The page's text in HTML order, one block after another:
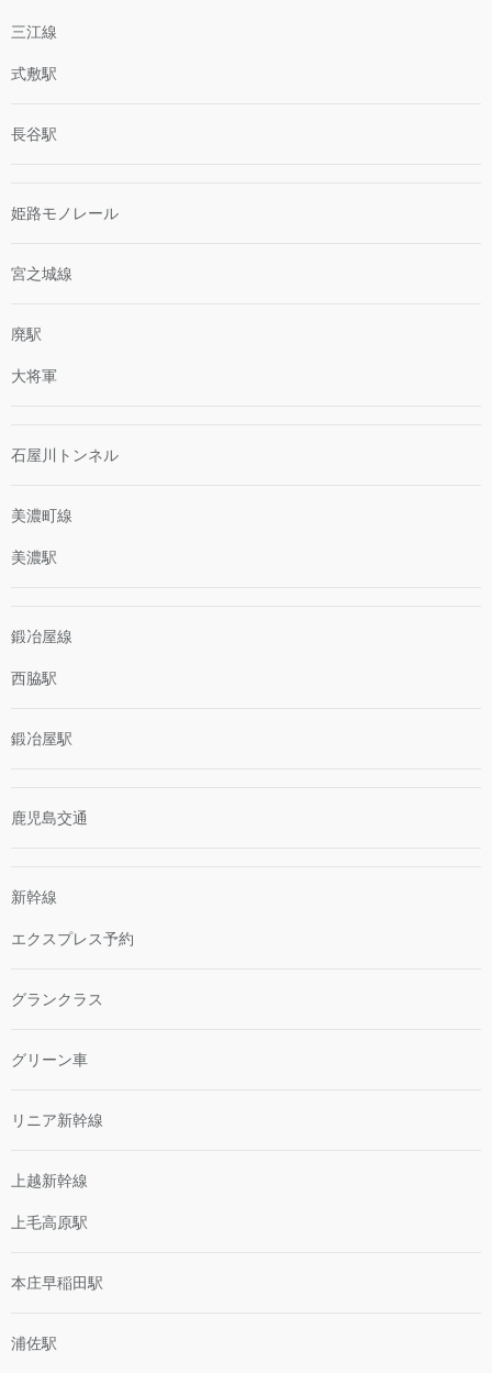
三江線
式敷駅
長谷駅
姫路モノレール
宮之城線
廃駅
大将軍
石屋川トンネル
美濃町線
美濃駅
鍛冶屋線
西脇駅
鍛冶屋駅
鹿児島交通
新幹線
エクスプレス予約
グランクラス
グリーン車
リニア新幹線
上越新幹線
上毛高原駅
本庄早稲田駅
浦佐駅